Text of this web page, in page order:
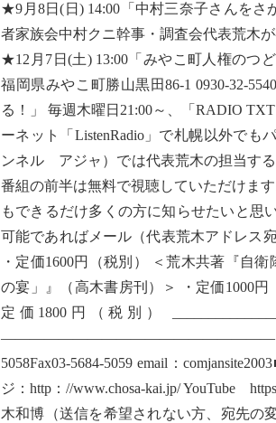
★9月8日(日) 14:00「中村三奈子さんをさ
者家族会中村クニ幹事・調査会代表荒木
★12月7日(土) 13:00「みやこ町人権のつ
福岡県みやこ町勝山黒田86-1 0930-32-
る！」 毎週木曜日21:00～、「RADIO
ーネット「ListenRadio」で札幌以外で
ンネル アジャ）では代表荒木の担当す
番組の前半は無料で視聴していただけま
もできるだけ多くの方に知らせたいと思
可能であればメール（代表荒木アドレス
・定価1600円（税別） ＜荒木共著『自
の宴」』（高木書房刊）＞ ・定価1000
定価1800円（税別）
——————————————————— 〒112-
5058Fax03-5684-5059 email：
ジ：http：//www.chosa-kai.jp/ YouTube
木和博（送信を希望されない方、宛先の